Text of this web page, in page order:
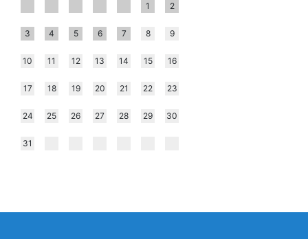
1 2
3 4 5 6 7 8 9
10 11 12 13 14 15 16
17 18 19 20 21 22 23
24 25 26 27 28 29 30
31